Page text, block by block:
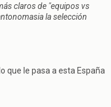
claros de "equipos vs
la selección
que le pasa a esta España